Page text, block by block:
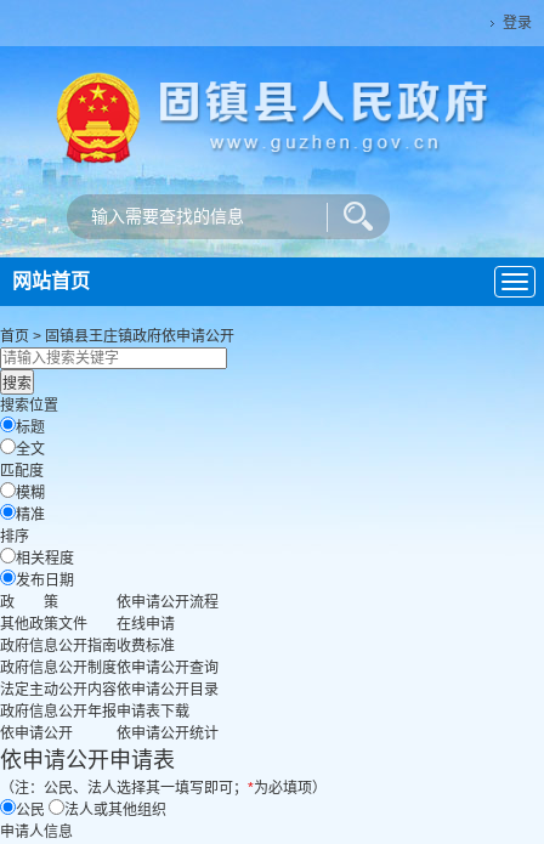
登录
导
航
网站首页
首页 > 固镇县王庄镇政府依申请公开
搜索位置
标题
全文
匹配度
模糊
精准
排序
相关程度
发布日期
政 策
其他政策文件
政府信息公开指南
政府信息公开制度
法定主动公开内容
政府信息公开年报
依申请公开
依申请公开流程
在线申请
收费标准
依申请公开查询
依申请公开目录
申请表下载
依申请公开统计
依申请公开申请表
（注：公民、法人选择其一填写即可； *为必填项）
公民
法人或其他组织
申请人信息